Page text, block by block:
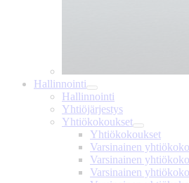
Hallinnointi
Hallinnointi
Yhtiöjärjestys
Yhtiökokoukset
Yhtiökokoukset
Varsinainen
Varsinainen
Varsinainen